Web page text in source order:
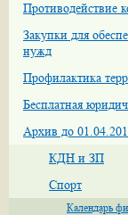
Противодействие
Закупки для
нужд
Профилактика
Бесплатная
Архив до
КДН и ЗП
Спорт
Календарь